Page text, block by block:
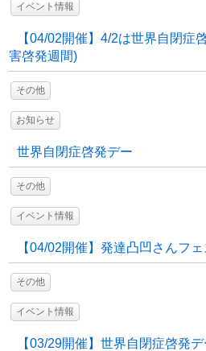
イベント情報
【04/02開催】4/2は世界自閉症
害啓発週間)
その他
お知らせ
世界自閉症啓発デー
その他
イベント情報
【04/02開催】発達凸凹さんフ
その他
イベント情報
【03/29開催】世界自閉症啓発